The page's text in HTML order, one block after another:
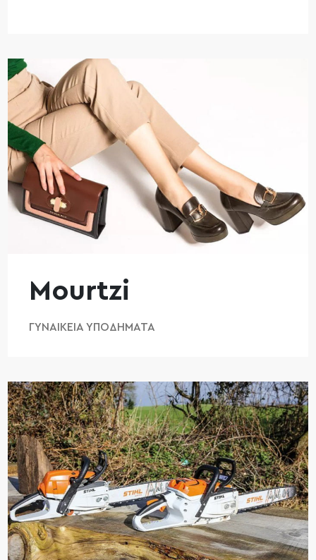
Mourtzi
ΓΥΝΑΙΚΕΊΑ ΥΠΟΔΉΜΑΤΑ